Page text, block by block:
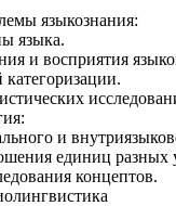
языкознания:
языка.
и восприятия
и
единиц разных
концептов.